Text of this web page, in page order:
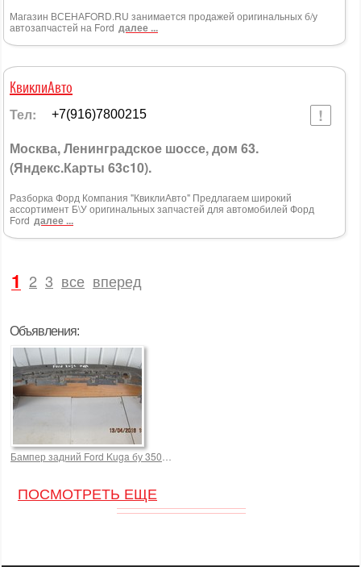
Объявления:
Бампер задний Ford Kuga бу 3500,0 р.
ПОСМОТРЕТЬ ЕЩЕ
Магазин ВСЕНАFORD.RU занимается продажей оригинальных б/у
автозапчастей на Ford далее ...
КвиклиАвто
Тел: +7(916)7800215
Москва, Ленинградское шоссе, дом 63.
(Яндекс.Карты 63с10).
Разборка Форд Компания "КвиклиАвто" Предлагаем широкий
ассортимент Б\У оригинальных запчастей для автомобилей Форд
Ford далее ...
1 2 3 все вперед